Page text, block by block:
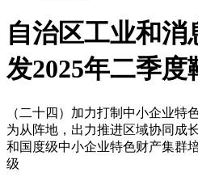
自治区工业和消
发2025年二季度
（二十四）加力打制中小企业特
为从阵地，出力推进区域协同成
和国度级中小企业特色财产集群
级